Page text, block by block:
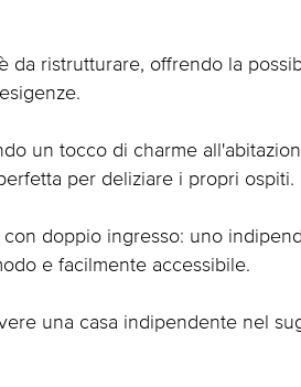
da ristrutturare, offrendo la
un tocco di charme
per deliziare i propri ospiti.
doppio ingresso: uno
e facilmente accessibile.
una casa indipendente nel